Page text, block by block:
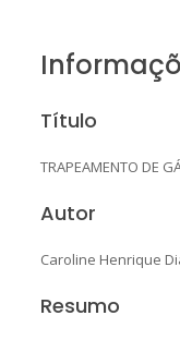
Título
TRAPEAMENTO DE
Autor
Caroline Henrique
Resumo